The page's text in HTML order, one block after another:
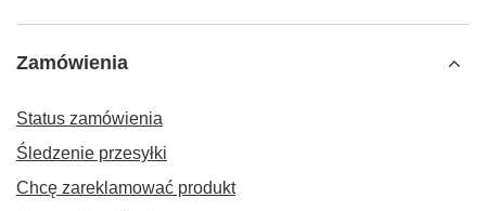
Zamówienia
Status zamówienia
Śledzenie przesyłki
Chcę zareklamować produkt